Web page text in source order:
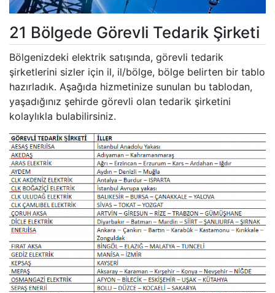
21 Bölgede Görevli Tedarik Şirketi
Bölgenizdeki elektrik satışında, görevli tedarik
şirketlerini sizler için il, il/bölge, bölge belirten bir tablo
hazırladık. Aşağıda hizmetinize sunulan bu tablodan,
yaşadığınız şehirde görevli olan tedarik şirketini
kolaylıkla bulabilirsiniz.